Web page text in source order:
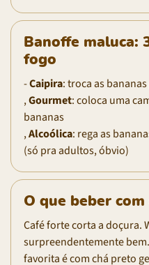
Banoffe maluca:
fogo
-Caipira: troca as
,Gourmet: coloca uma
bananas
,Alcoólica: rega as
(só pra adultos, óbvio)
O que beber com
Café forte corta a doçura.
surpreendentemente
favorita é com chá preto